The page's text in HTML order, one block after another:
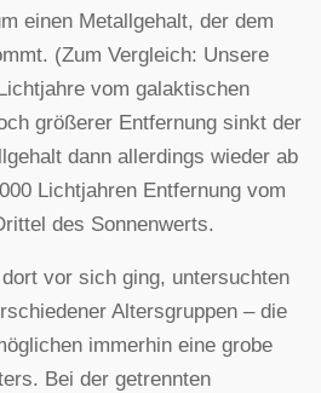
einen Metallgehalt, der dem
(Zum Vergleich: Unsere
vom galaktischen
größerer Entfernung sinkt der
dann allerdings wieder ab
Lichtjahren Entfernung vom
des Sonnenwerts.
vor sich ging, untersuchten
Altersgruppen – die
immerhin eine grobe
Bei der getrennten